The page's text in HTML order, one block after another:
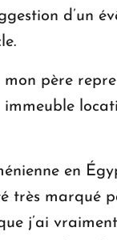
d’un
père
en
très marqué
j’ai